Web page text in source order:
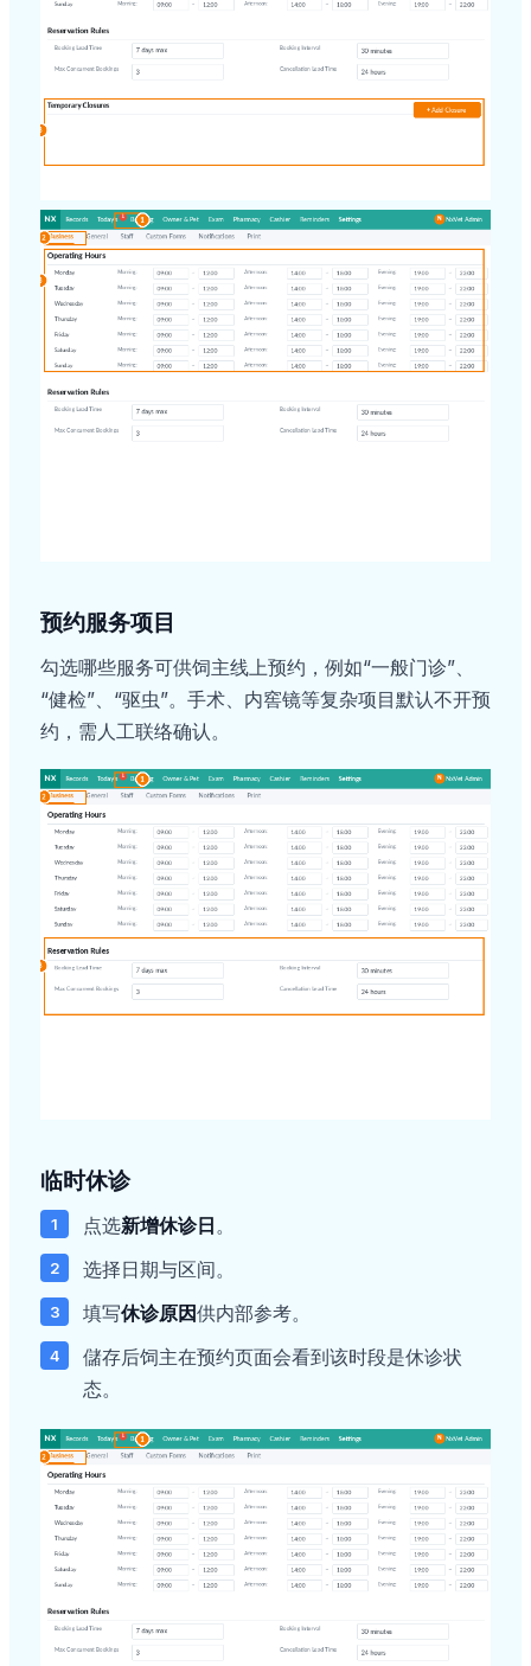
预约服务项目
勾选哪些服务可供饲主线上预约，例如“一般门诊”、
“健检”、“驱虫”。手术、内窖镜等复杂项目默认不开预
约，需人工联络确认。
临时休诊
点选新增休诊日。
选择日期与区间。
填写休诊原因供内部参考。
儲存后饲主在预约页面会看到该时段是休诊状
态。